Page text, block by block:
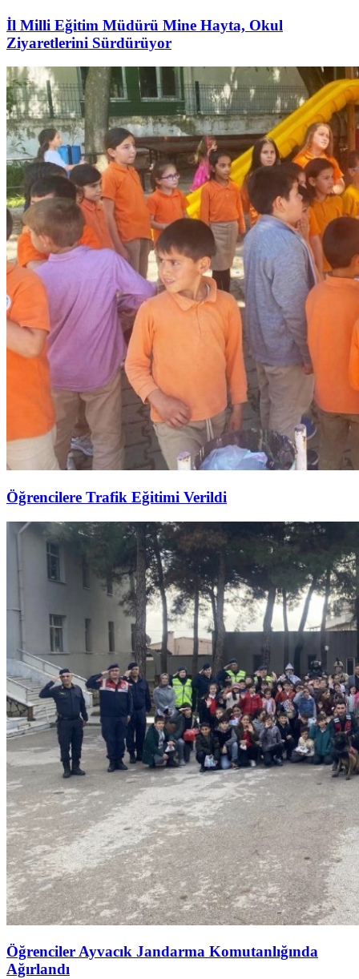
İl Milli Eğitim Müdürü Mine Hayta, Okul
Ziyaretlerini Sürdürüyor
Öğrencilere Trafik Eğitimi Verildi
Öğrenciler Ayvacık Jandarma Komutanlığında
Ağırlandı